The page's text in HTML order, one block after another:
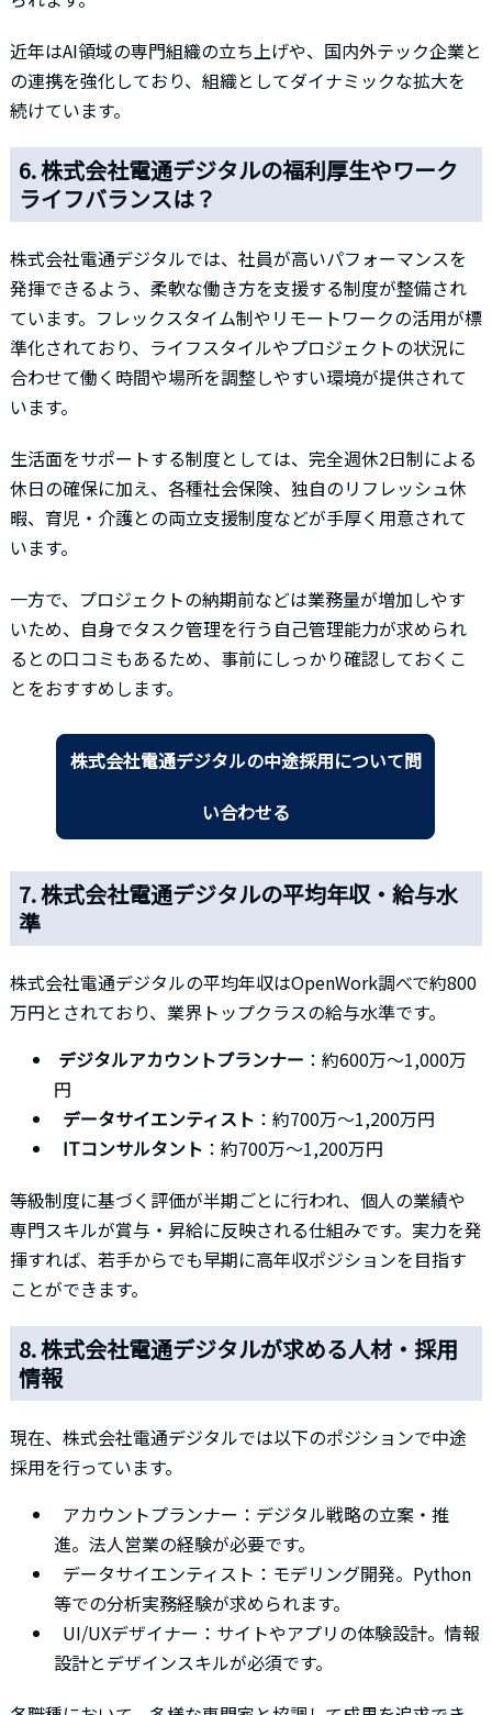
近年はAI領域の専門組織の立ち上げや、国内外テック企業と
の連携を強化しており、組織としてダイナミックな拡大を
続けています。
6. 株式会社電通デジタルの福利厚生やワーク
ライフバランスは？
株式会社電通デジタルでは、社員が高いパフォーマンスを
発揮できるよう、柔軟な働き方を支援する制度が整備され
ています。フレックスタイム制やリモートワークの活用が標
準化されており、ライフスタイルやプロジェクトの状況に
合わせて働く時間や場所を調整しやすい環境が提供されて
います。
生活面をサポートする制度としては、完全週休2日制による
休日の確保に加え、各種社会保険、独自のリフレッシュ休
暇、育児・介護との両立支援制度などが手厚く用意されて
います。
一方で、プロジェクトの納期前などは業務量が増加しやす
いため、自身でタスク管理を行う自己管理能力が求められ
るとの口コミもあるため、事前にしっかり確認しておくこ
とをおすすめします。
株式会社電通デジタルの中途採用について問
い合わせる
7. 株式会社電通デジタルの平均年収・給与水
準
株式会社電通デジタルの平均年収はOpenWork調べで約800
万円とされており、業界トップクラスの給与水準です。
デジタルアカウントプランナー ：約600万〜1,000万
円
データサイエンティスト ：約700万〜1,200万円
ITコンサルタント ：約700万〜1,200万円
等級制度に基づく評価が半期ごとに行われ、個人の業績や
専門スキルが賞与・昇給に反映される仕組みです。実力を発
揮すれば、若手からでも早期に高年収ポジションを目指す
ことができます。
8. 株式会社電通デジタルが求める人材・採用
情報
現在、株式会社電通デジタルでは以下のポジションで中途
採用を行っています。
アカウントプランナー：デジタル戦略の立案・推
進。法人営業の経験が必要です。
データサイエンティスト：モデリング開発。Python
等での分析実務経験が求められます。
UI/UXデザイナー：サイトやアプリの体験設計。情報
設計とデザインスキルが必須です。